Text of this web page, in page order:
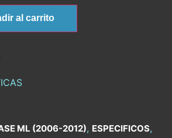
ML (2006-2012), ESPECIFICOS,